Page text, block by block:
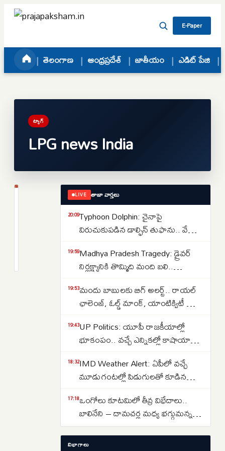
Skip to content
E-Paper
తెలంగాణ ఆంధ్రప్రదేశ్ జాతీయం ఎడిట్ పేజి
ట్యాగ్
LPG news India
LIVE తాజా వార్తలు
20:09Typhoon Dolphin: చైనాపై
విరుచుకుపడిన డాల్ఫిన్ తుఫాను.. వేలాది
సురక్షిత ప్రాంతాలకు తరలింపు..
19:59Madhya Pradesh Tragedy: డ్రైవర్
నిర్లక్ష్యానికి తొమ్మిది మంది బలి..
కొట్టుకుపోయిన వ్యాన్..
19:53మందు బాబులకు బిగ్ అలర్ట్.. రాయల్
ఛాలెంజ్, ఓల్డ్ మాంక్‌, యాంటిక్విటీ బ్లూ,
19:43UP Politics: యూపీ రాజకీయాల్లో
భూకంపం.. వచ్చే ఎన్నికల్లో కాషాయాన్ని
18:32IMD Weather Alert: ఏపీలో వచ్చే
మూడుగంటల్లో పిడుగులతో కూడిన
నుంచి అతి భారీ వర్షాలు..
17:18ఒంగోలు కూటమిలో తీవ్ర విభేదాలు..
బాలినేని – దామచర్ల మధ్య భగ్గుమన్న
మంటలు
17:00Gold Price Outlook: 1970ల నాటి
విభాగాలు